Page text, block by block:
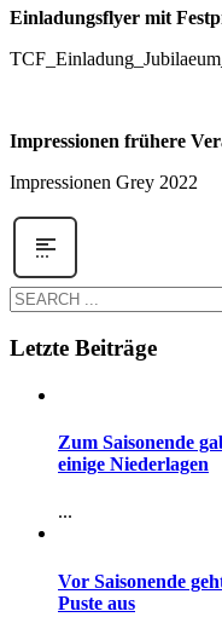
Einladungsflyer mit
Impressionen frühere
Impressionen Grey 2022
Letzte Beiträge
Zum Saisonende
einige Niederlagen
...
Vor Saisonende
Puste aus